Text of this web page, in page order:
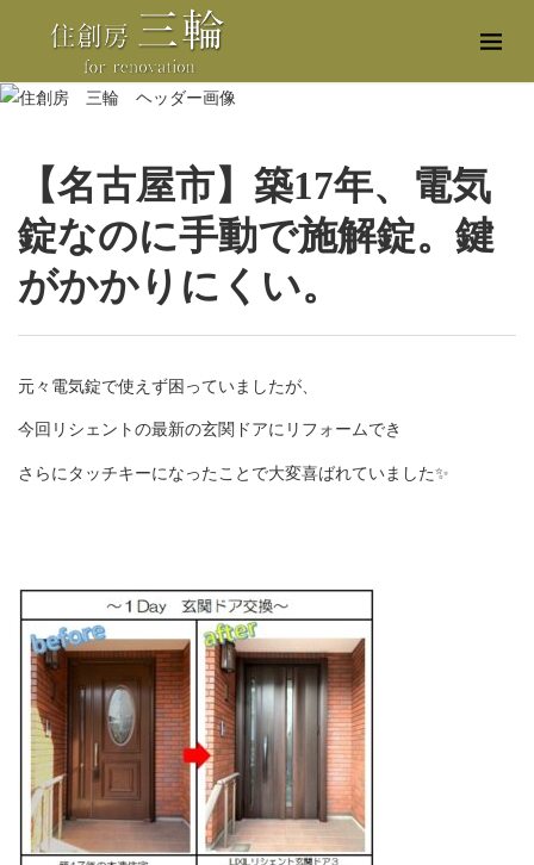
【名古屋市】築17年、電気
錠なのに手動で施解錠。鍵
がかかりにくい。
元々電気錠で使えず困っていましたが、
今回リシェントの最新の玄関ドアにリフォームでき
さらにタッチキーになったことで大変喜ばれていました✨